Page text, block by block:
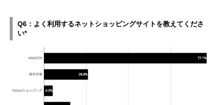
Q6：よく利用するネットショッピングサイトを教えてくださ
い*